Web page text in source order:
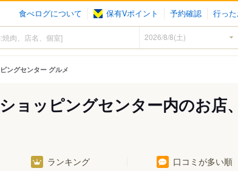
食べログについて 保有Vポイント 予約確認 行っ
ングセンター グルメ
ョッピングセンター内のお店
ランキング 口コミが多い順